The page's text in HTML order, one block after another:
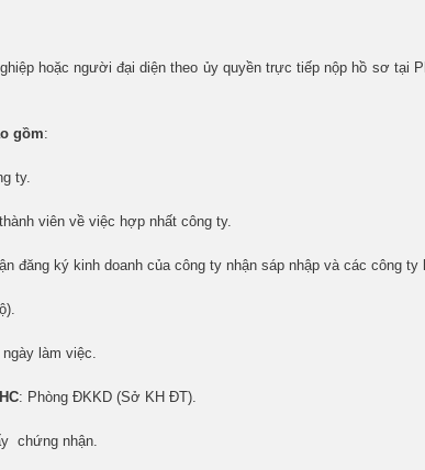
hoặc người đại diện theo ủy quyền trực tiếp nộp hồ sơ tại
gồm:
ty.
viên về việc hợp nhất công ty.
đăng ký kinh doanh của công ty nhận sáp nhập và các công ty
làm việc.
: Phòng ĐKKD (Sở KH ĐT).
chứng nhận.